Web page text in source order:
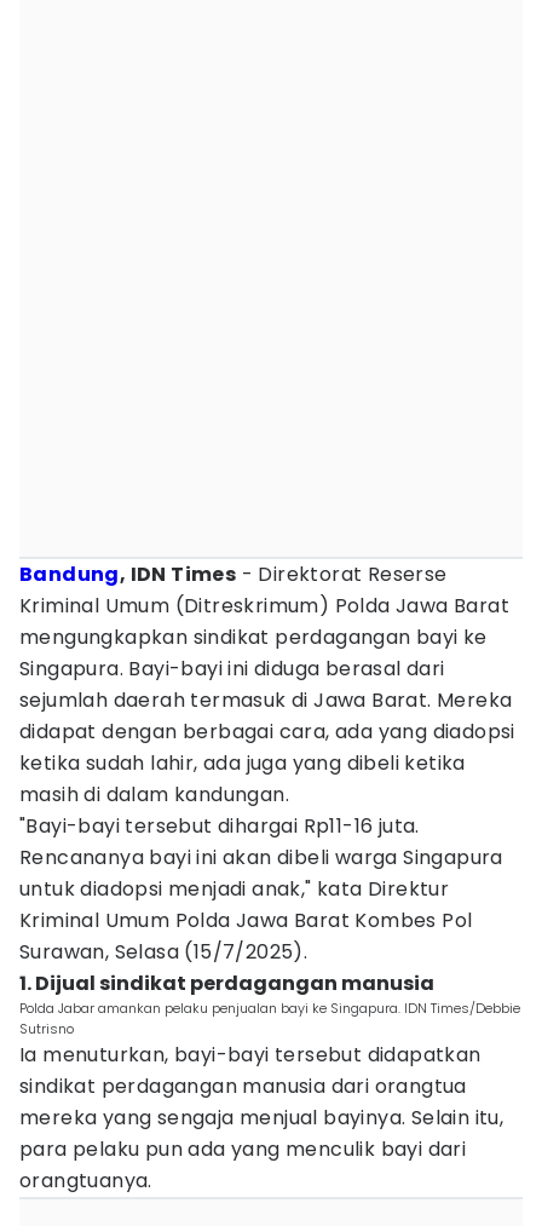
Bandung, IDN Times - Direktorat Reserse
Kriminal Umum (Ditreskrimum) Polda Jawa Barat
mengungkapkan sindikat perdagangan bayi ke
Singapura. Bayi-bayi ini diduga berasal dari
sejumlah daerah termasuk di Jawa Barat. Mereka
didapat dengan berbagai cara, ada yang diadopsi
ketika sudah lahir, ada juga yang dibeli ketika
masih di dalam kandungan.
"Bayi-bayi tersebut dihargai Rp11-16 juta.
Rencananya bayi ini akan dibeli warga Singapura
untuk diadopsi menjadi anak," kata Direktur
Kriminal Umum Polda Jawa Barat Kombes Pol
Surawan, Selasa (15/7/2025).
1. Dijual sindikat perdagangan manusia
Polda Jabar amankan pelaku penjualan bayi ke Singapura. IDN Times/Debbie
Sutrisno
Ia menuturkan, bayi-bayi tersebut didapatkan
sindikat perdagangan manusia dari orangtua
mereka yang sengaja menjual bayinya. Selain itu,
para pelaku pun ada yang menculik bayi dari
orangtuanya.